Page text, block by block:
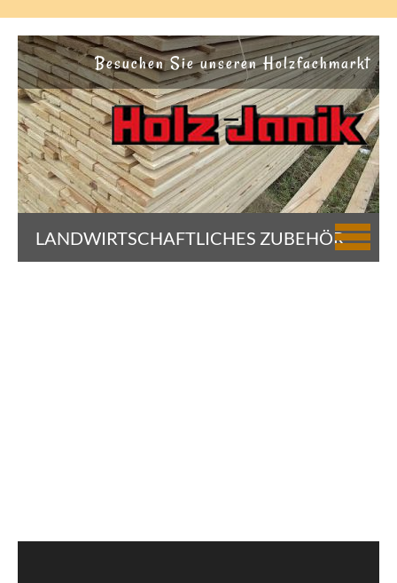
Besuchen Sie unseren Holzfachmarkt
LANDWIRTSCHAFTLICHES ZUBEHÖR